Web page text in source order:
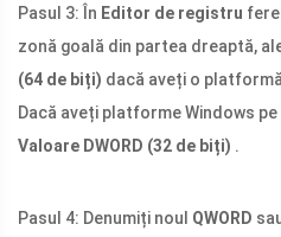
Pasul 3: În Editor de registru
zonă goală din partea dreaptă,
(64 de biți) dacă aveți o
Dacă aveți platforme Windows
Valoare DWORD (32 de biți) .
Pasul 4: Denumiți noul QWORD